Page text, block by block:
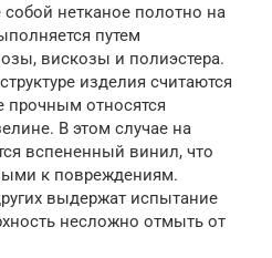
нетканое полотно на
путем
вискозы и полиэстера.
изделия считаются
относятся
В этом случае на
вспененный винил, что
к повреждениям.
выдержат испытание
несложно отмыть от